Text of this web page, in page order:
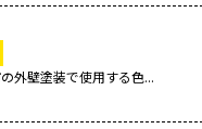
外壁塗装で使用する色...